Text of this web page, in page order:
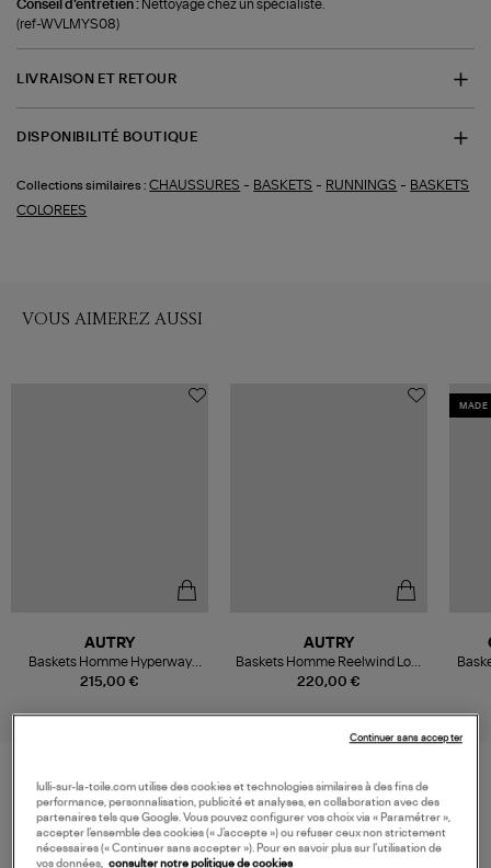
Conseil d'entretien : Nettoyage chez un spécialiste.
(ref-WVLMYS08)
LIVRAISON ET RETOUR
DISPONIBILITÉ BOUTIQUE
Collections similaires : CHAUSSURES - BASKETS - RUNNINGS - BASKETS
COLOREES
VOUS AIMEREZ AUSSI
215,00 €
AUTRY
Baskets Homme Hyperway
Low Sue Meshact Silver Sage
220,00 €
AUTRY
Baskets Homme Reelwind Low
Suesugar Nyl Deep Green
MADE
VOS DERNIERS PRODUITS VUS
lulli-sur-la-toile.com utilise des cookies et technologies similaires à des fins de
performance, personnalisation, publicité et analyses, en collaboration avec des
partenaires tels que Google. Vous pouvez configurer vos choix via « Paramétrer »,
accepter l’ensemble des cookies (« J’accepte ») ou refuser ceux non strictement
nécessaires (« Continuer sans accepter »). Pour en savoir plus sur l’utilisation de
vos données,
consulter notre politique de cookies
Continuer sans accepter